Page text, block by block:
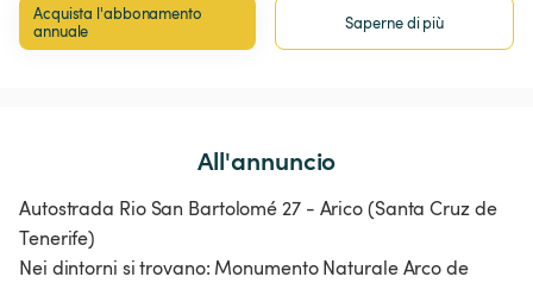
Acquista l'abbonamento
annuale
Saperne di più
All'annuncio
Autostrada Rio San Bartolomé 27 - Arico (Santa Cruz de
Tenerife)
Nei dintorni si trovano: Monumento Naturale Arco de